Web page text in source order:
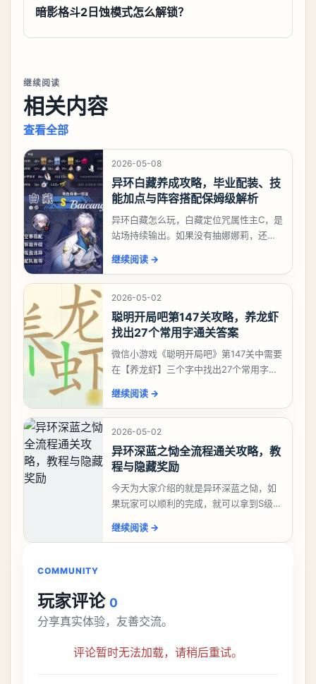
暗影格斗2日蚀模式怎么解锁？
继续阅读
相关内容
查看全部
2026-05-08
异环白藏养成攻略，毕业配装、技
能加点与阵容搭配保姆级解析
异环白藏怎么玩，白藏定位咒属性主C，是
站场持续输出。如果没有抽娜娜莉，还没
有娜娜莉缺另外一个二队C想打深渊也可以
考虑养个白藏
继续阅读 →
2026-05-02
聪明开局吧第147关攻略，养龙虾
找出27个常用字通关答案
微信小游戏《聪明开局吧》第147关中需要
在【养龙虾】三个字中找出27个常用字，
大、夫、夰、巾、中、虫、下、虾、卜、
囗、吓、卟、
继续阅读 →
2026-05-02
异环深蓝之恸全流程通关攻略，教
程与隐藏奖励
今天为大家介绍的就是异环深蓝之恸，如
果玩家可以顺利的完成，就可以拿到S级弧
比较高的，对于那些新手玩家并不建议直
继续阅读 →
COMMUNITY
玩家评论 0
分享真实体验，友善交流。
评论暂时无法加载，请稍后重试。